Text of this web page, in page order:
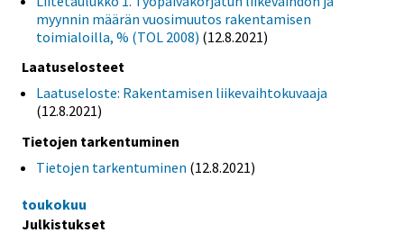
myynnin määrän vuosimuutos rakentamisen
toimialoilla, % (TOL 2008) (12.8.2021)
Laatuselosteet
Laatuseloste: Rakentamisen liikevaihtokuvaaja
(12.8.2021)
Tietojen tarkentuminen
Tietojen tarkentuminen (12.8.2021)
toukokuu
Julkistukset